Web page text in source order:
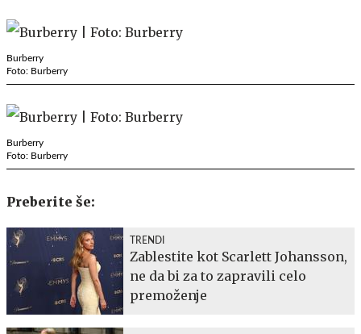
Burberry
Foto: Burberry
Burberry
Foto: Burberry
Preberite še:
TRENDI
Zablestite kot Scarlett Johansson,
ne da bi za to zapravili celo
premoženje